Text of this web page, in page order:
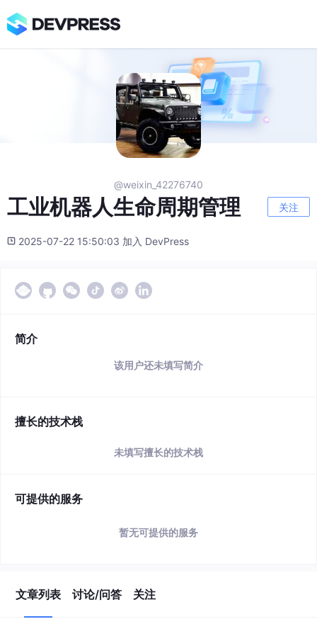
@weixin_42276740
工业机器人生命周期管理 关注
2025-07-22 15:50:03 加入 DevPress
简介
该用户还未填写简介
擅长的技术栈
未填写擅长的技术栈
可提供的服务
暂无可提供的服务
文章列表 讨论/问答 关注